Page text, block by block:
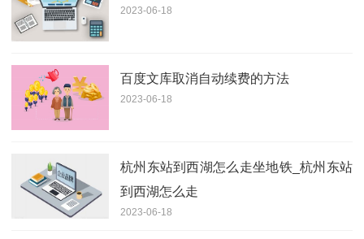
2023-06-18
百度文库取消自动续费的方法
2023-06-18
杭州东站到西湖怎么走坐地铁_杭州东站
到西湖怎么走
2023-06-18